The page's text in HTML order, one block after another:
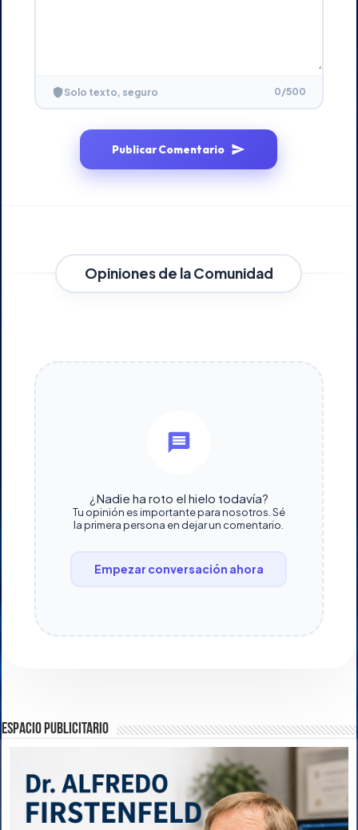
Solo texto, seguro 0/500
Publicar Comentario
Opiniones de la Comunidad
¿Nadie ha roto el hielo todavía?
Tu opinión es importante para nosotros. Sé
la primera persona en dejar un comentario.
Empezar conversación ahora
ESPACIO PUBLICITARIO